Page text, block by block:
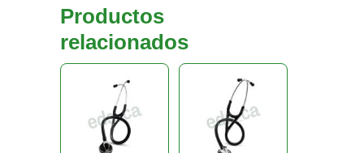
Productos
relacionados